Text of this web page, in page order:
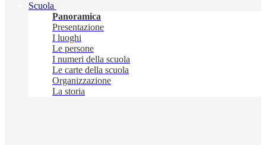
Scuola
Panoramica
Presentazione
I luoghi
Le persone
I numeri della scuola
Le carte della scuola
Organizzazione
La storia